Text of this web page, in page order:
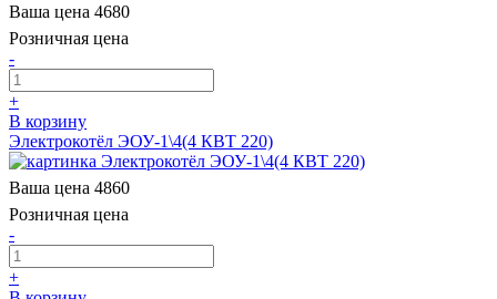
Ваша цена 4680
Розничная цена
-
+
В корзину
Электрокотёл ЭОУ-1\4(4 КВТ 220)
Ваша цена 4860
Розничная цена
-
+